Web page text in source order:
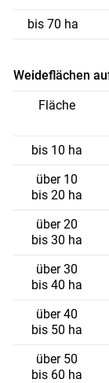
bis 70 ha
Weideflächen
Fläche
bis 10 ha
über 10
bis 20 ha
über 20
bis 30 ha
über 30
bis 40 ha
über 40
bis 50 ha
über 50
bis 60 ha